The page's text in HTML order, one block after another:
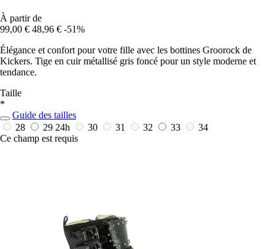
À partir de
99,00 € 48,96 € -51%
Élégance et confort pour votre fille avec les bottines Groorock de
Kickers. Tige en cuir métallisé gris foncé pour un style moderne et
tendance.
Taille
*
Guide des tailles
28
29 24h 30 31 32 33
34
Ce champ est requis